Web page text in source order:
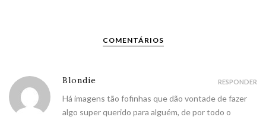
COMENTÁRIOS
Blondie
Há imagens tão fofinhas que dão vontade de fazer
algo super querido para alguém, de por todo o
RESPONDER